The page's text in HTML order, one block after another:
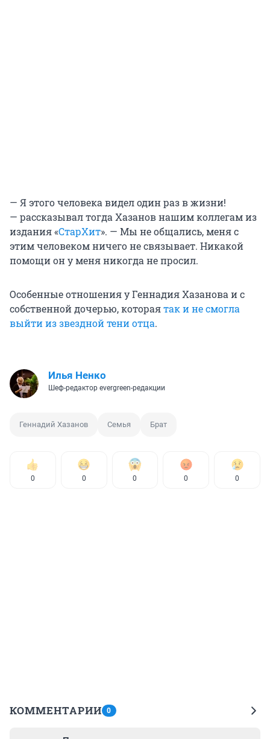
— Я этого человека видел один раз в жизни!
— рассказывал тогда Хазанов нашим коллегам из
издания «СтарХит». — Мы не общались, меня с
этим человеком ничего не связывает. Никакой
помощи он у меня никогда не просил.
Особенные отношения у Геннадия Хазанова и с
собственной дочерью, котораятак и не смогла
выйти из звездной тени отца.
Илья Ненко
Шеф-редактор evergreen-редакции
Геннадий Хазанов Семья Брат
0 0 0 0 0
КОММЕНТАРИИ 0